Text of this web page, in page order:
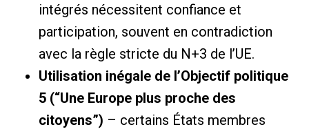
intégrés nécessitent confiance et
participation, souvent en contradiction
avec la règle stricte du N+3 de l’UE.
Utilisation inégale de l’Objectif politique
5 (“Une Europe plus proche des
citoyens”) – certains États membres